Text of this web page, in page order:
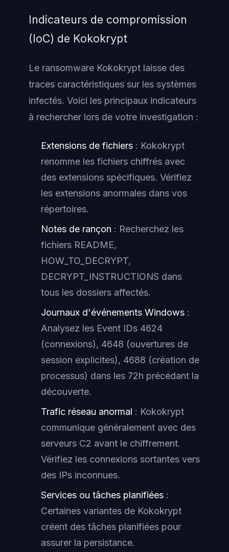
Indicateurs de compromission
(IoC) de Kokokrypt
Le ransomware Kokokrypt laisse des
traces caractéristiques sur les systèmes
infectés. Voici les principaux indicateurs
à rechercher lors de votre investigation :
Extensions de fichiers : Kokokrypt
renomme les fichiers chiffrés avec
des extensions spécifiques. Vérifiez
les extensions anormales dans vos
répertoires.
Notes de rançon : Recherchez les
fichiers README,
HOW_TO_DECRYPT,
DECRYPT_INSTRUCTIONS dans
tous les dossiers affectés.
Journaux d'événements Windows :
Analysez les Event IDs 4624
(connexions), 4648 (ouvertures de
session explicites), 4688 (création de
processus) dans les 72h précédant la
découverte.
Trafic réseau anormal : Kokokrypt
communique généralement avec des
serveurs C2 avant le chiffrement.
Vérifiez les connexions sortantes vers
des IPs inconnues.
Services ou tâches planifiées :
Certaines variantes de Kokokrypt
créent des tâches planifiées pour
assurer la persistance.